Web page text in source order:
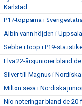
Karlstad
P17-topparna i
Albin vann höjden i Uppsala
Sebbe i topp i P19-
Elva 22-årsjuniorer bland
Silver till Magnus i
Milton sexa i Nordiska
Nio noteringar bland de 20